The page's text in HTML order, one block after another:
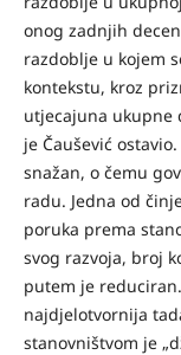
onog zadnjih
razdoblje u kojem
kontekstu, kroz
utjecajuna ukupne
je Čaušević
snažan, o čemu
radu. Jedna od
poruka prema
svog razvoja, broj
putem je
najdjelotvornija
stanovništvom je